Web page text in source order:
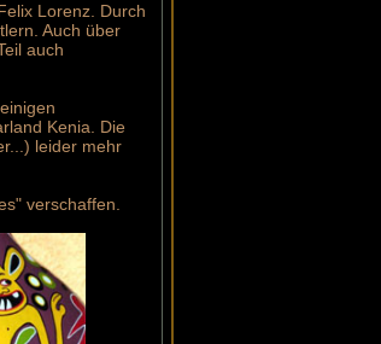
Lorenz. Durch
Auch über
auch
Kenia. Die
leider mehr
verschaffen.